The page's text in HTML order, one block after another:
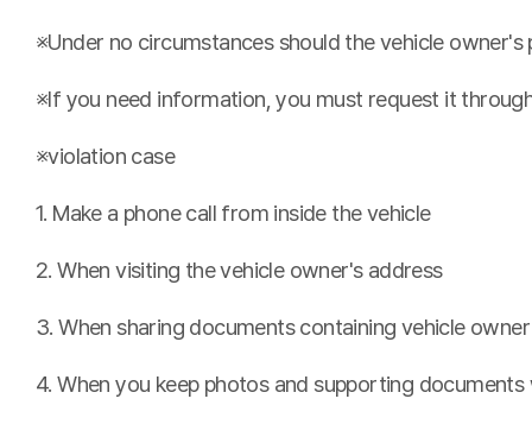
※Under no circumstances should the vehicle
※If you need information, you must request it
※violation case
1. Make a phone call from inside the vehicle
2.When visiting the vehicle owner's address
3.When sharing documents containing vehicle
4.When you keep photos and supporting